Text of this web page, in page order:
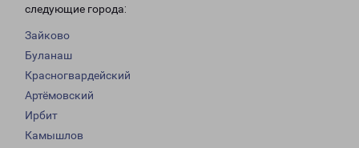
следующие города:
Зайково
Буланаш
Красногвардейский
Артёмовский
Ирбит
Камышлов